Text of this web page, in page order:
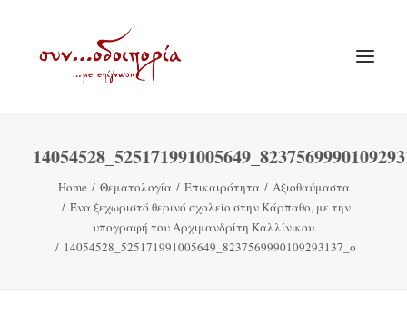
ΑΡΧΙΚΗ
ΘΕΜΑΤΟΛΟΓΙΑ
ΑΝΑΚΟΙΝΩΣΕΙΣ
Home Θεματολογία Επικαιρότητα
Αξιοθαύμαστα
Ένα ξεχωριστό θερινό σχολείο στην Κάρπαθο, με την
υπογραφή του Αρχιμανδρίτη Καλλίνικου
14054528_525171991005649_8237569990109293137_o